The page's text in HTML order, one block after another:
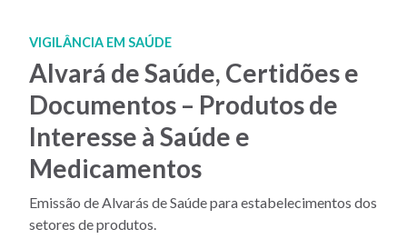
VIGILÂNCIA EM SAÚDE
Alvará de Saúde, Certidões e
Documentos – Produtos de
Interesse à Saúde e
Medicamentos
Emissão de Alvarás de Saúde para estabelecimentos dos
setores de produtos.